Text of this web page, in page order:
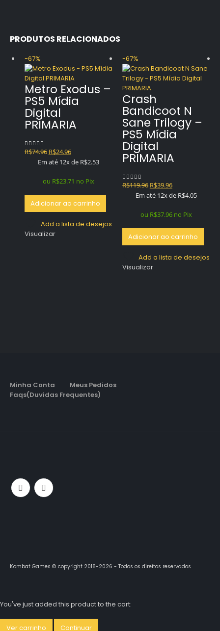
PRODUTOS RELACIONADOS
-67%
Metro Exodus –
PS5 Mídia
Digital
PRIMARIA
0out of 5
R$74.96 O
preço
era:
R$24.96O
preço
é:
Em até 12x de R$2.53
ou R$23.71 no Pix
Adicionar ao carrinho
Add a lista de desejos
Visualizar
-67%
Crash
Bandicoot N
Sane Trilogy –
PS5 Mídia
Digital
PRIMARIA
0out of 5
R$119.96 O
preço
era:
R$39.96O
preço
é:
Em até 12x de R$4.05
ou R$37.96 no Pix
Adicionar ao carrinho
Add a lista de desejos
Visualizar
Minha Conta
Meus Pedidos
Faqs(Duvidas Frequentes)
Kombat Games © copyright 2018-2026 - Todos os direitos reservados
You've just added this product to the cart:
Ver carrinho Continuar